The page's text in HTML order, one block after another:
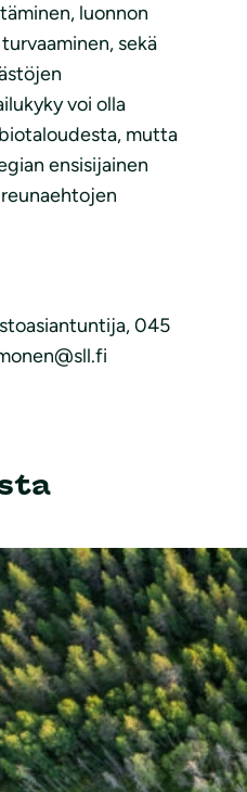
luonnon
sekä
voi olla
mutta
ensisijainen
045